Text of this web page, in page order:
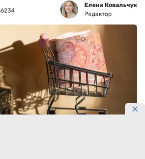
Елена Ковальчук
Редактор